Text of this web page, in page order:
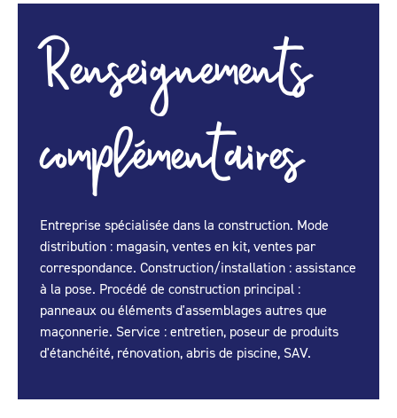
Renseignements
complémentaires
Entreprise spécialisée dans la construction. Mode
distribution : magasin, ventes en kit, ventes par
correspondance. Construction/installation : assistance
à la pose. Procédé de construction principal :
panneaux ou éléments d'assemblages autres que
maçonnerie. Service : entretien, poseur de produits
d'étanchéité, rénovation, abris de piscine, SAV.